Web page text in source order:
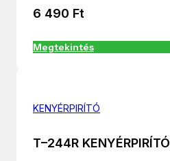
6 490 Ft
Megtekintés
KENYÉRPIRÍTÓ
T–244R KENYÉRPIRÍTÓ